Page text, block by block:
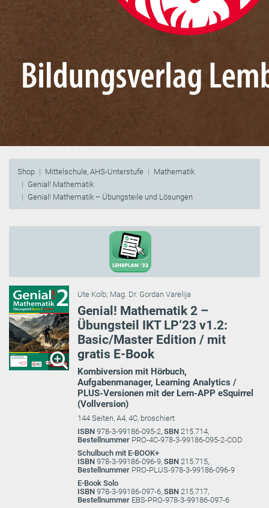
Shop Mittelschule, AHS-Unterstufe
Mathematik
Genial! Mathematik
Genial! Mathematik – Übungsteile und Lösungen
Ute Kolb; Mag. Dr. Gordan Varelija
Genial! Mathematik 2 –
Übungsteil IKT LP‘23 v1.2:
Basic/Master Edition / mit
gratis E-Book
Kombiversion mit Hörbuch,
Aufgabenmanager, Learning Analytics /
PLUS-Versionen mit der Lern-APP eSquirrel
(Vollversion)
144 Seiten, A4, 4C, broschiert
ISBN 978-3-99186-095-2, SBN 215.714,
Bestellnummer PRO-4C-978-3-99186-095-2-COD
Schulbuch mit E-BOOK+
ISBN 978-3-99186-096-9, SBN 215.715,
Bestellnummer PRO-PLUS-978-3-99186-096-9
E-Book Solo
ISBN 978-3-99186-097-6, SBN 215.717,
Bestellnummer EBS-PRO-978-3-99186-097-6